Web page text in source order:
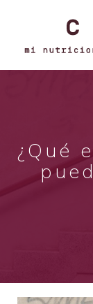
¿Qué